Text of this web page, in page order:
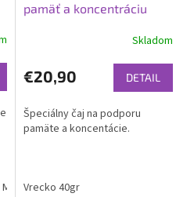
Megapack 2x70gr + 1x40gr
pamäť a koncentráciu
Skladom
€20,90 DETAIL
Špeciálny čaj na podporu
pamäte a koncentácie.
Vrecko 40gr